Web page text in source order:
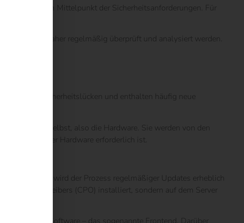
Daten im Mittelpunkt der Sicherheitsanforderungen. Für
sollte daher regelmäßig überprüft und analysiert werden.
kritische Sicherheitslücken und enthalten häufig neue
selbst, also die Hardware. Sie werden von den
Aufrüstung der Hardware erforderlich ist.
Software, wird der Prozess regelmäßiger Updates erheblich
des Betreibers (CPO) installiert, sondern auf dem Server